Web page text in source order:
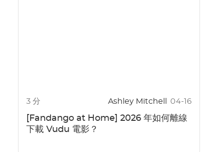
3 分 Ashley Mitchell 04-16
[Fandango at Home] 2026 年如何離線
下載 Vudu 電影？